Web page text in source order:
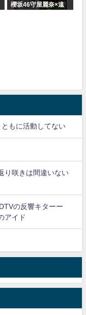
櫻坂46守屋麗奈×遠
ともに活動してない
り咲きは間違いない
の反響キターー
アイド